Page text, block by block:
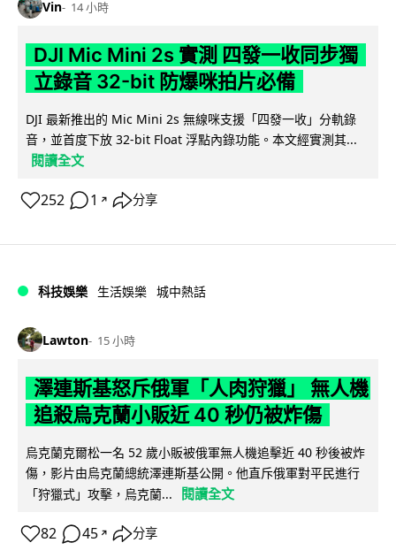
Vin 14 小時
DJI Mic Mini 2s 實測 四發一收同步獨
立錄音 32-bit 防爆咪拍片必備
DJI 最新推出的 Mic Mini 2s 無線咪支援「四發一收」分軌錄
音，並首度下放 32-bit Float 浮點內錄功能。本文經實測其...
閱讀全文
252 1 ↗ 分享
科技娛樂 生活娛樂 城中熱話
Lawton 15 小時
澤連斯基怒斥俄軍「人肉狩獵」 無人機
追殺烏克蘭小販近 40 秒仍被炸傷
烏克蘭克爾松一名 52 歲小販被俄軍無人機追擊近 40 秒後被炸
傷，影片由烏克蘭總統澤連斯基公開。他直斥俄軍對平民進行
「狩獵式」攻擊，烏克蘭...
閱讀全文
82 45 ↗ 分享